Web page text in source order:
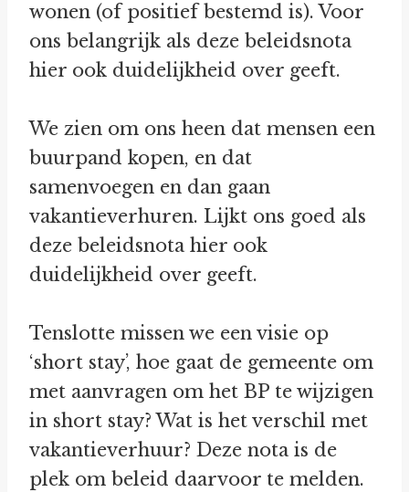
wonen (of positief bestemd is). Voor
ons belangrijk als deze beleidsnota
hier ook duidelijkheid over geeft.
We zien om ons heen dat mensen een
buurpand kopen, en dat
samenvoegen en dan gaan
vakantieverhuren. Lijkt ons goed als
deze beleidsnota hier ook
duidelijkheid over geeft.
Tenslotte missen we een visie op
‘short stay’, hoe gaat de gemeente om
met aanvragen om het BP te wijzigen
in short stay? Wat is het verschil met
vakantieverhuur? Deze nota is de
plek om beleid daarvoor te melden.